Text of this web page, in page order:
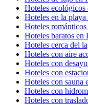
Hoteles ecológicos
Hoteles en la playa
Hoteles
Hoteles baratos en
Hoteles cerca del
Hoteles con aire
Hoteles con
Hoteles con
Hoteles con sauna
Hoteles con
Hoteles con